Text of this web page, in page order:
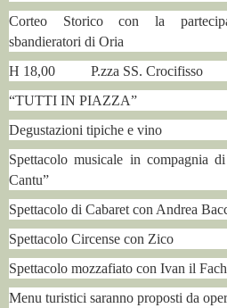
Corteo Storico con la
sbandieratori di Oria
H 18,00 P.zza SS. Crocifisso
“TUTTI IN PIAZZA”
Degustazioni tipiche e vino
Spettacolo musicale in compagnia
Cantu”
Spettacolo di Cabaret con Andrea
Spettacolo Circense con Zico
Spettacolo mozzafiato con Ivan il
Menu turistici saranno proposti da